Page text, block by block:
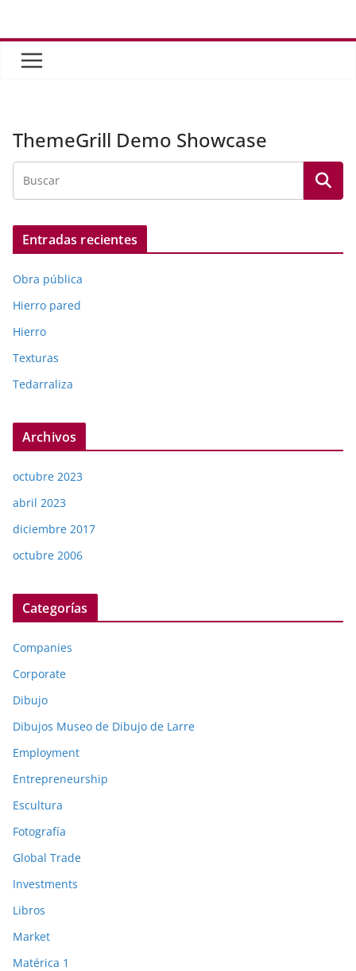
contenido
ThemeGrill Demo Showcase
Entradas recientes
Obra pública
Hierro pared
Hierro
Texturas
Tedarraliza
Archivos
octubre 2023
abril 2023
diciembre 2017
octubre 2006
Categorías
Companies
Corporate
Dibujo
Dibujos Museo de Dibujo de Larre
Employment
Entrepreneurship
Escultura
Fotografía
Global Trade
Investments
Libros
Market
Matérica 1